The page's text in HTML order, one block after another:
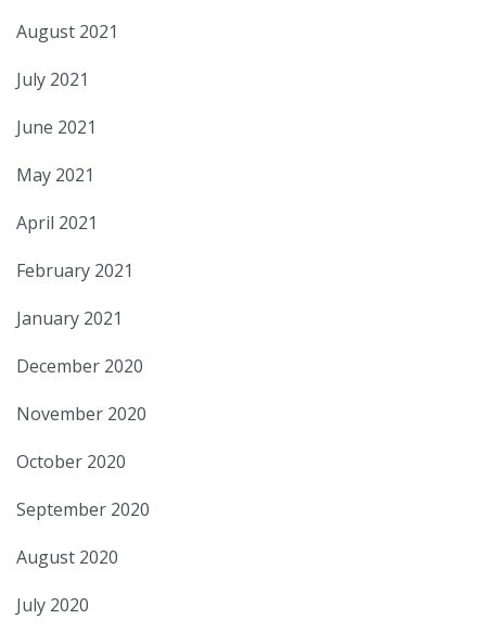
August 2021
July 2021
June 2021
May 2021
April 2021
February 2021
January 2021
December 2020
November 2020
October 2020
September 2020
August 2020
July 2020